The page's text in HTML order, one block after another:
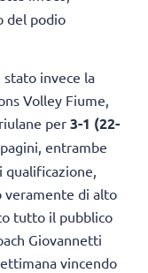
del podio
stato invece la
Volley Fiume,
per 3-1 (22-
entrambe
veramente di alto
tutto il pubblico
Giovannetti
vincendo